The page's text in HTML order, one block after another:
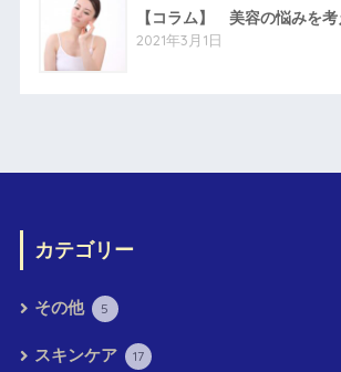
【コラム】 美容の悩みを
2021年3月1日
カテゴリー
その他 5
スキンケア 17